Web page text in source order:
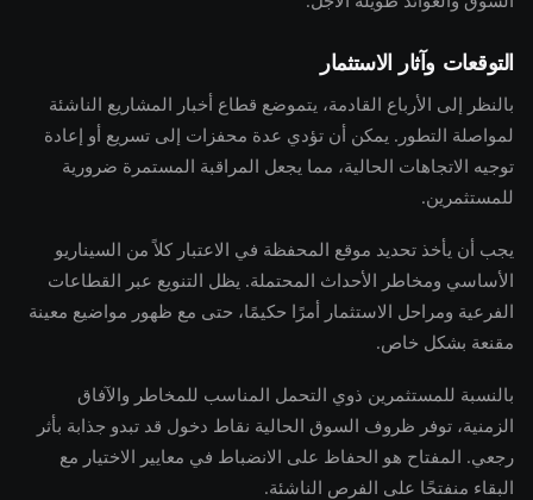
التوقعات وآثار الاستثمار
بالنظر إلى الأرباع القادمة، يتموضع قطاع أخبار المشاريع الناشئة
لمواصلة التطور. يمكن أن تؤدي عدة محفزات إلى تسريع أو إعادة
توجيه الاتجاهات الحالية، مما يجعل المراقبة المستمرة ضرورية
للمستثمرين.
يجب أن يأخذ تحديد موقع المحفظة في الاعتبار كلاً من السيناريو
الأساسي ومخاطر الأحداث المحتملة. يظل التنويع عبر القطاعات
الفرعية ومراحل الاستثمار أمرًا حكيمًا، حتى مع ظهور مواضيع معينة
مقنعة بشكل خاص.
بالنسبة للمستثمرين ذوي التحمل المناسب للمخاطر والآفاق
الزمنية، توفر ظروف السوق الحالية نقاط دخول قد تبدو جذابة بأثر
رجعي. المفتاح هو الحفاظ على الانضباط في معايير الاختيار مع
البقاء منفتحًا على الفرص الناشئة.